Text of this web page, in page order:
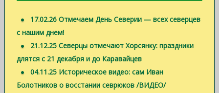
17.02.26 Отмечаем День Северии — всех северцев
с нашим днем!
21.12.25 Северцы отмечают Хорсянку: праздники
длятся с 21 декабря и до Каравайцев
04.11.25 Историческое видео: сам Иван
Болотников о восстании севрюков /ВИДЕО/